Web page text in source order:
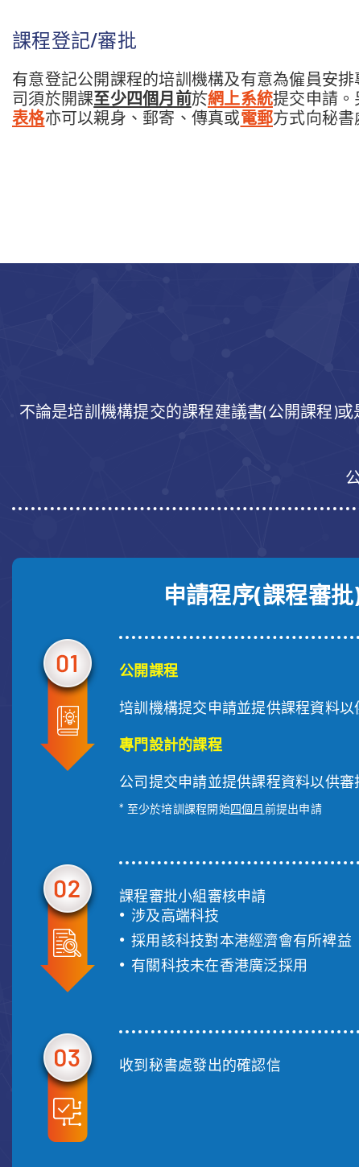
課程登記/審批
有意登記公開課程的培訓機構及有意為僱員安
司須於開課至少四個月前於網上系統提交申請
表格亦可以親身、郵寄、傳真或電郵方式向秘書
不論是培訓機構提交的課程建議書(公開課程)
申請程序(課程審批
公開課程
培訓機構提交申請並提供課程資料以
專門設計的課程
公司提交申請並提供課程資料以供審
* 至少於培訓課程開始四個月前提出申請
課程審批小組審核申請
涉及高端科技
採用該科技對本港經濟會有所裨益
有關科技未在香港廣泛採用
收到秘書處發出的確認信